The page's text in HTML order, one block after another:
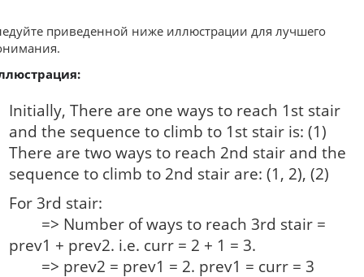
приведенной ниже иллюстрации для лучшего
Initially, There are one ways to reach 1st stair
and the sequence to climb to 1st stair is: (1)
There are two ways to reach 2nd stair and the
sequence to climb to 2nd stair are: (1, 2), (2)
For 3rd stair:
=> Number of ways to reach 3rd stair =
prev1 + prev2. i.e. curr = 2 + 1 = 3.
=> prev2 = prev1 = 2. prev1 = curr = 3